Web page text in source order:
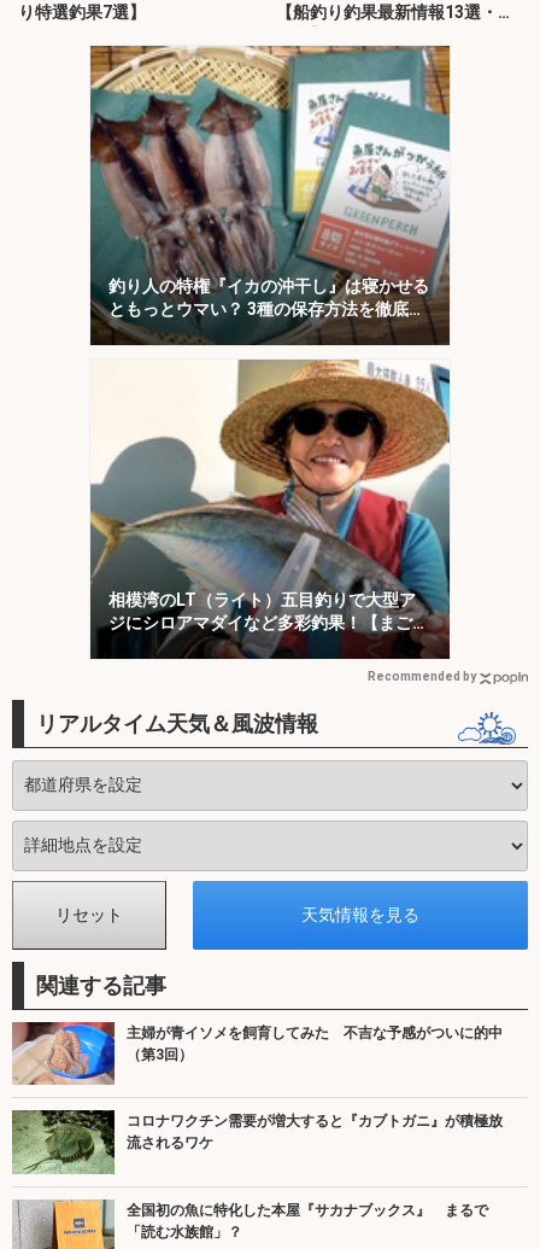
り特選釣果7選】
【船釣り釣果最新情報13選・玄
釣り人の特権『イカの沖干し』は寝かせる
ともっとウマい？ 3種の保存方法を徹底検
証
相模湾のLT（ライト）五目釣りで大型ア
ジにシロアマダイなど多彩釣果！【まごう
の丸】
Recommended by
リアルタイム天気＆風波情報
関連する記事
主婦が青イソメを飼育してみた 不吉な予感がついに的中
（第3回）
コロナワクチン需要が増大すると『カブトガニ』が積極放
流されるワケ
全国初の魚に特化した本屋『サカナブックス』 まるで
「読む水族館」？